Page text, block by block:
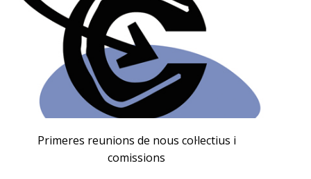
Primeres reunions de nous col·lectius i
comissions